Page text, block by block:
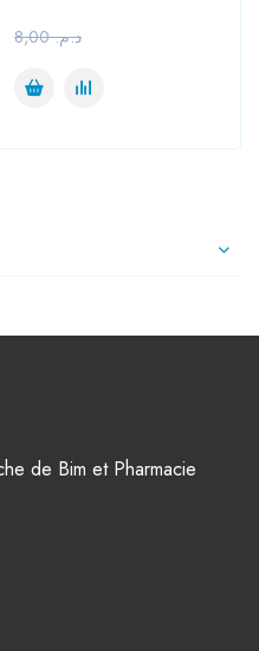
د.م.8,00
de Bim et Pharmacie